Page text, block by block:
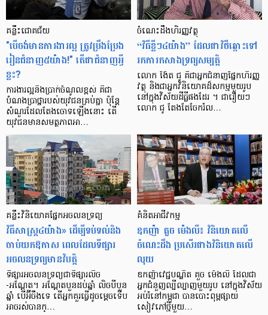
គន្លឹះជោគជ័យ
"បើ​ចង់​មាន​ការងារ​ល្អ ត្រូវ​ប្រឹងប្រែង​
រៀន​ជំនាញ​៥​យ៉ាង!" តើ​ជា​ជំនាញ​អ្វី
ខ្លះ?
ការងារល្អ​និង​ប្រាក់​ចំណូល​ខ្ពស់ គឺ​ជា​
បំណង​ប្រាថ្នា​របស់​យុវជន​គ្រប់​គ្នា ប៉ុន្តែ
សំណួរ​ដែល​តែង​ចោទ​ឡើង​នោះ តើ​
យុវជន​មាន​សមត្ថភាព​អា…
ចំណេះដឹងហិរញ្ញវត្ថុ
“វិធីខ្លីៗ​៤​យ៉ាង” ដែល​ជា​វិថី​ឆ្ពោះ​ទៅ​
រក​ការកសាង​ទ្រព្យ​សម្បត្តិ
លោក ង៉ែត ជូ គឺ​ជា​អ្នកជំនាញ​ផ្នែក​ហិរញ្ញ​
វត្ថុ និង​ជា​អ្នកវិនិយោគដ៏សកម្មមួយរូប
នៅក្នុង​វិស័យ​ដីធ្លីផងដែរ ។ ជារឿយៗ
លោក ជូ តែងតែចែករំល…
គន្លឹះវិនិយោគផ្នែក​អចលនទ្រព្យ
វិធីសាស្រ្ត​៤​យ៉ាង» ដើម្បី​ទប់ទល់​និង​
ចាប់​យក​ឱកាស​ ពេល​ដែល​ទីផ្សារ​
អចលនទ្រព្យ​មាន​វិបត្តិ
ទីផ្សារ​អចលនទ្រព្យ​ជា​ទីផ្សារ​លិច​
-អណ្តែត។ អណ្តែត​បួន​ដប់​ឆ្នាំ លិច​បី​បួន​
ឆ្នាំ បើ​អ៊ីចឹងទេ តើ​អ្នក​គួរ​ធ្វើ​ដូចម្តេច​ទើប​
អាច​រស់បាន​ក្…
គំនិត​អាជីវកម្ម
ឧកញ៉ា គួច ម៉េងលី៖ វិនិយោគ​លើ​
ចំណេះដឹង ប្រសើរ​ជាង​វិនិយោគ​លើ​
លុយ
ឧកញ៉ា​វេជ្ជបណ្ឌិត គួច ម៉េងលី ដែល​ជា​
អ្នក​ជំនួញ​​ល្បី​ល្បាញ​មួយ​រូប នៅ​ក្នុង​វិស័យ​
អប់រំ​នៅ​កម្ពុជា បាន​បោះ​ពុម្ព​ផ្សាយ​
សៀវភៅថ្មី​​មួយ​…